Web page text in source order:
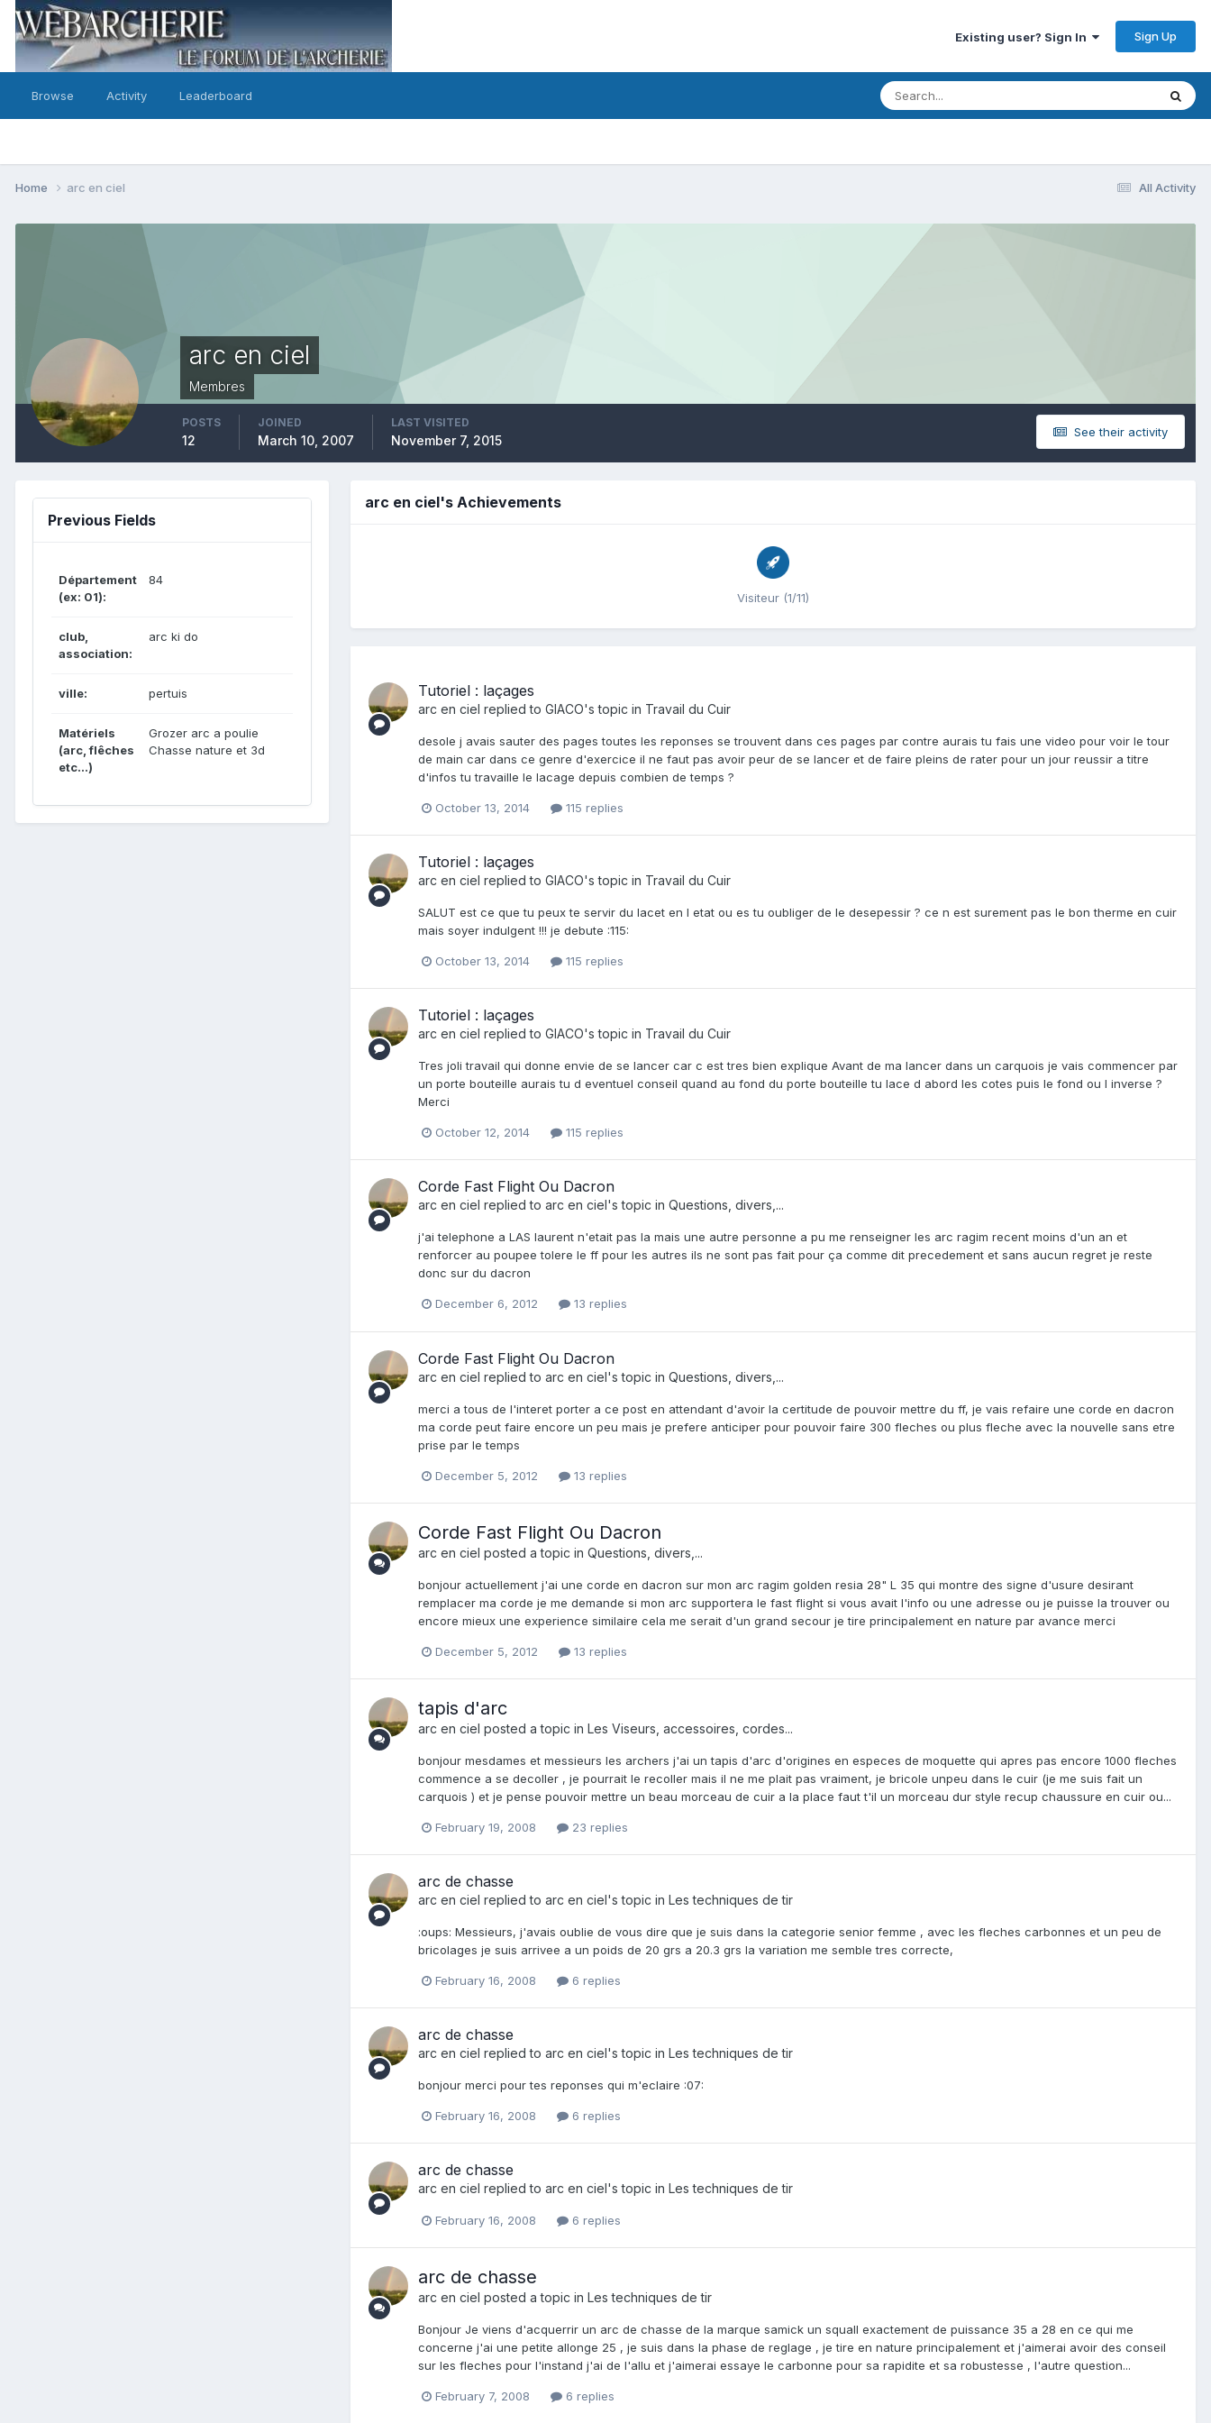
Existing user? Sign In Sign Up
Browse Activity Leaderboard
All Activity
Home arc en ciel
arc en ciel
Membres
See their activity
POSTS
12
JOINED
March 10, 2007
LAST VISITED
November 7, 2015
Previous Fields
Département
(ex: 01):
84
club,
association:
arc ki do
ville: pertuis
Matériels
(arc, flêches
etc...)
Grozer arc a poulie
Chasse nature et 3d
arc en ciel's Achievements
Visiteur (1/11)
Tutoriel : laçages
arc en ciel replied to GIACO's topic in Travail du Cuir
desole j avais sauter des pages toutes les reponses se trouvent dans ces pages par contre aurais tu fais une video pour voir le tour
de main car dans ce genre d'exercice il ne faut pas avoir peur de se lancer et de faire pleins de rater pour un jour reussir a titre
d'infos tu travaille le lacage depuis combien de temps ?
October 13, 2014 115 replies
Tutoriel : laçages
arc en ciel replied to GIACO's topic in Travail du Cuir
SALUT est ce que tu peux te servir du lacet en l etat ou es tu oubliger de le desepessir ? ce n est surement pas le bon therme en cuir
mais soyer indulgent !!! je debute :115:
October 13, 2014 115 replies
Tutoriel : laçages
arc en ciel replied to GIACO's topic in Travail du Cuir
Tres joli travail qui donne envie de se lancer car c est tres bien explique Avant de ma lancer dans un carquois je vais commencer par
un porte bouteille aurais tu d eventuel conseil quand au fond du porte bouteille tu lace d abord les cotes puis le fond ou l inverse ?
Merci
October 12, 2014 115 replies
Corde Fast Flight Ou Dacron
arc en ciel replied to arc en ciel's topic in Questions, divers,...
j'ai telephone a LAS laurent n'etait pas la mais une autre personne a pu me renseigner les arc ragim recent moins d'un an et
renforcer au poupee tolere le ff pour les autres ils ne sont pas fait pour ça comme dit precedement et sans aucun regret je reste
donc sur du dacron
December 6, 2012 13 replies
Corde Fast Flight Ou Dacron
arc en ciel replied to arc en ciel's topic in Questions, divers,...
merci a tous de l'interet porter a ce post en attendant d'avoir la certitude de pouvoir mettre du ff, je vais refaire une corde en dacron
ma corde peut faire encore un peu mais je prefere anticiper pour pouvoir faire 300 fleches ou plus fleche avec la nouvelle sans etre
prise par le temps
December 5, 2012 13 replies
Corde Fast Flight Ou Dacron
arc en ciel posted a topic in Questions, divers,...
bonjour actuellement j'ai une corde en dacron sur mon arc ragim golden resia 28" L 35 qui montre des signe d'usure desirant
remplacer ma corde je me demande si mon arc supportera le fast flight si vous avait l'info ou une adresse ou je puisse la trouver ou
encore mieux une experience similaire cela me serait d'un grand secour je tire principalement en nature par avance merci
December 5, 2012 13 replies
tapis d'arc
arc en ciel posted a topic in Les Viseurs, accessoires, cordes...
bonjour mesdames et messieurs les archers j'ai un tapis d'arc d'origines en especes de moquette qui apres pas encore 1000 fleches
commence a se decoller , je pourrait le recoller mais il ne me plait pas vraiment, je bricole unpeu dans le cuir (je me suis fait un
carquois ) et je pense pouvoir mettre un beau morceau de cuir a la place faut t'il un morceau dur style recup chaussure en cuir ou...
February 19, 2008 23 replies
arc de chasse
arc en ciel replied to arc en ciel's topic in Les techniques de tir
:oups: Messieurs, j'avais oublie de vous dire que je suis dans la categorie senior femme , avec les fleches carbonnes et un peu de
bricolages je suis arrivee a un poids de 20 grs a 20.3 grs la variation me semble tres correcte,
February 16, 2008 6 replies
arc de chasse
arc en ciel replied to arc en ciel's topic in Les techniques de tir
bonjour merci pour tes reponses qui m'eclaire :07:
February 16, 2008 6 replies
arc de chasse
arc en ciel replied to arc en ciel 's topic in Les techniques de tir
February 16, 2008 6 replies
arc de chasse
arc en ciel posted a topic in Les techniques de tir
Bonjour Je viens d'acquerrir un arc de chasse de la marque samick un squall exactement de puissance 35 a 28 en ce qui me
concerne j'ai une petite allonge 25 , je suis dans la phase de reglage , je tire en nature principalement et j'aimerai avoir des conseil
sur les fleches pour l'instand j'ai de l'allu et j'aimerai essaye le carbonne pour sa rapidite et sa robustesse , l'autre question...
February 7, 2008 6 replies